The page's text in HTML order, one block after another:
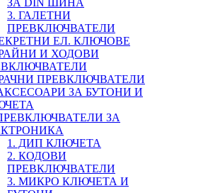
3. ГАЛЕТНИ
ПРЕВКЛЮЧВАТЕЛИ
ЕЛ. КЛЮЧОВЕ
И ХОДОВИ
ПРЕВКЛЮЧВАТЕЛИ
ЗА БУТОНИ И
ЗА
1. ДИП КЛЮЧЕТА
2. КОДОВИ
ПРЕВКЛЮЧВАТЕЛИ
3. МИКРО КЛЮЧЕТА И